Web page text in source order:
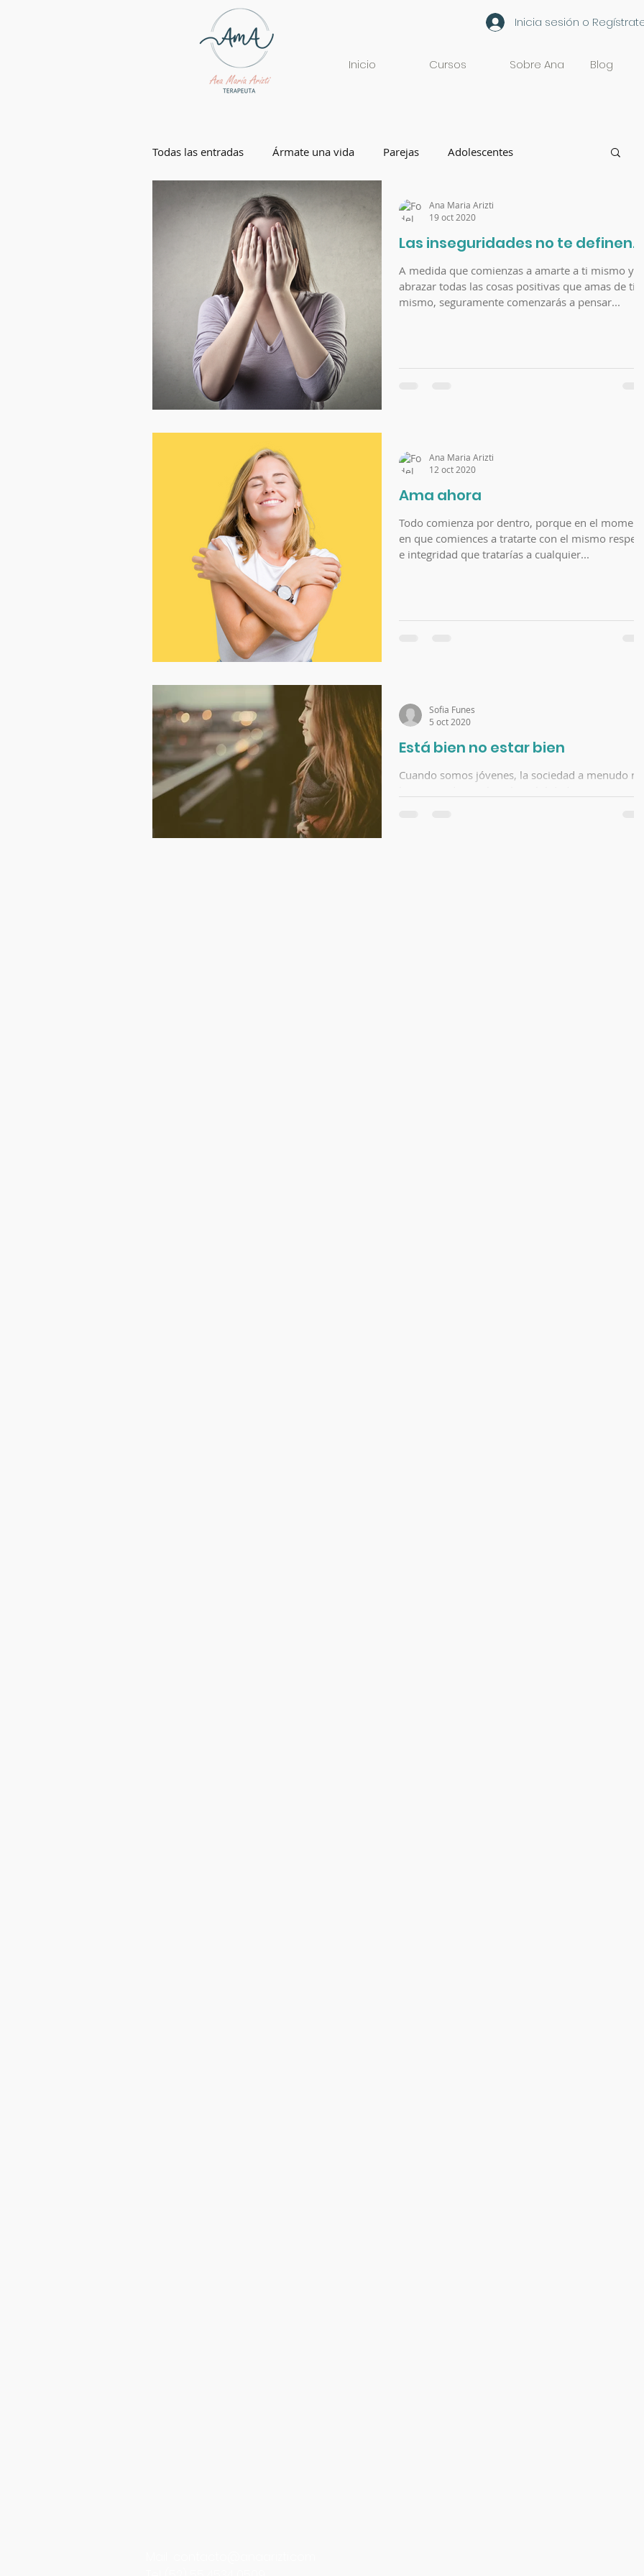
Inicia sesión o
Inicio Cursos Sobre Ana Blog
Todas las entradas Ármate una vida Parejas Adolescentes
Ármate una vida
Las inseguridades no te definen.
A medida que comienzas a amarte a ti mismo y a
abrazar todas las cosas positivas que amas de ti
mismo, seguramente comenzarás a pensar...
Ana Maria Arizti
19 oct 2020
Ama ahora
Todo comienza por dentro, porque en el momento
en que comiences a tratarte con el mismo respeto
e integridad que tratarías a cualquier...
Ana Maria Arizti
12 oct 2020
Está bien no estar bien
Cuando somos jóvenes, la sociedad a menudo nos
Sofia Funes
5 oct 2020